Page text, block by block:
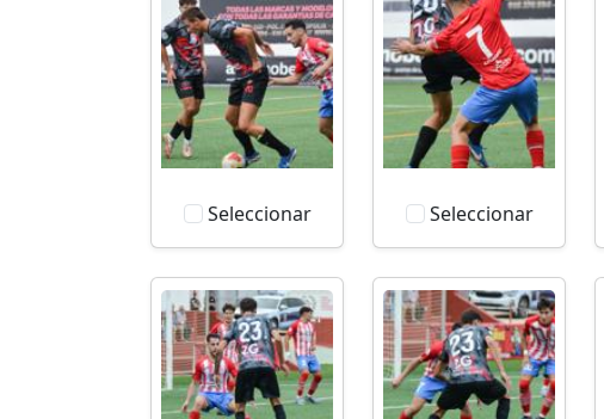
Seleccionar Seleccionar